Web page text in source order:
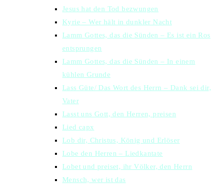
Jesus hat den Tod bezwungen
Kyrie – Wer hält in dunkler Nacht
Lamm Gottes, das die Sünden – Es ist ein Ros
entsprungen
Lamm Gottes, das die Sünden – In einem
kühlen Grunde
Lass Güte/ Das Wort des Herrn – Dank sei dir,
Vater
Lasst uns Gott, den Herren, preisen
Lied capx
Lob dir, Christus, König und Erlöser
Lobe den Herren – Liedkantate
Lobet und preiset, ihr Völker, den Herrn
Mensch, wer ist das